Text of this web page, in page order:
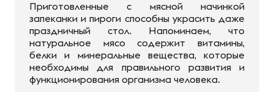
Приготовленные с мясной начинкой
запеканки и пироги способны украсить даже
праздничный стол. Напоминаем, что
натуральное мясо содержит витамины,
белки и минеральные вещества, которые
необходимы для правильного развития и
функционирования организма человека.